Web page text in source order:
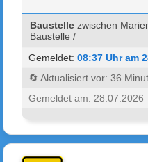
Baustelle zwischen
Baustelle /
Gemeldet:08:37 Uhr am
🔄 Aktualisiert vor: 36
Gemeldet am: 28.07.2026